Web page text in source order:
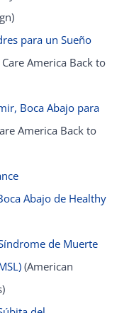
para un Sueño
America Back to
Boca Abajo para
America Back to
Abajo de Healthy
de Muerte
(American